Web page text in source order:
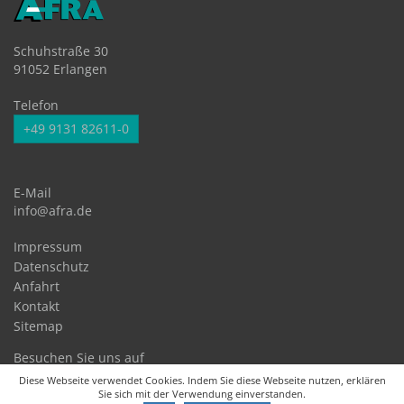
Schuhstraße 30
91052 Erlangen
Telefon
+49 9131 82611-0
E-Mail
info@afra.de
Impressum
Datenschutz
Anfahrt
Kontakt
Sitemap
Besuchen Sie uns auf
Diese Webseite verwendet Cookies. Indem Sie diese Webseite nutzen, erklären
Sie sich mit der Verwendung einverstanden.